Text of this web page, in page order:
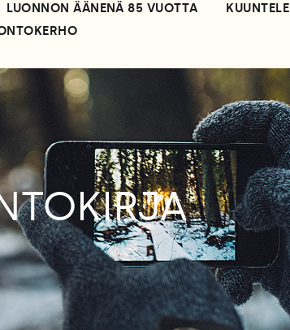
LUONNON ÄÄNENÄ 85 VUOTTA KUUNTELE